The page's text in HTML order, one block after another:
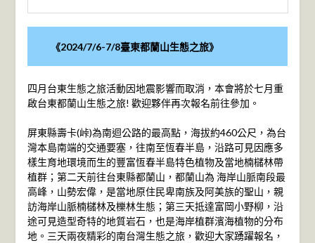
《2024/7/6-7/8臺東都蘭山生態之旅》
四月台東生態之旅活動因地震影響而取消，本會將於七月重
啟台東都蘭山生態之旅! 歡迎夥伴再次報名前往參加。
屏東縣壽卡(峠)為南迴公路的最高點，海拔約460公尺，為台
灣本島南端的交通要塞，往南至恆春半島，沿路可見因應多
樣生育地環境而生的豐富恆春半島特色植物及當地楠櫧林帶
植群；第二天前往台東縣都蘭山，都蘭山為 海岸山脈南段最
高峰，山勢宏偉，是當地原住民卑南族及阿美族的聖山，親
訪海岸山脈楠櫧林及櫟林生態；第三天抵達富岡小野柳，沿
途可見造型奇特的地質岩石，也是海岸植群濱海植物的分布
地。三天兩夜精彩的南台灣生態之旅，歡迎大家踴躍報名，